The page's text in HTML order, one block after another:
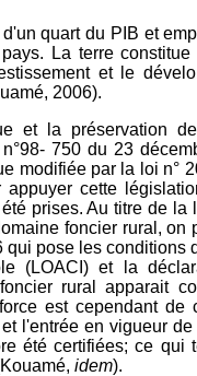
quart du PIB et
La terre constitue
et le
2006).
et la préservation
750 du 23
modifiée par la loi n°
cette
prises. Au titre de la
foncier rural, on
qui pose les conditions
(LOACI) et la
rural apparait
est cependant de
l'entrée en vigueur de
été certifiées; ce qui
idem).